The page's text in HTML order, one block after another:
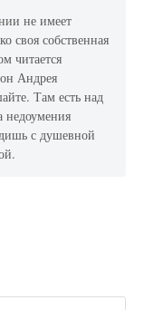
не имеет
своя собственная
читается
Андрея
Там есть над
недоумения
с душевной